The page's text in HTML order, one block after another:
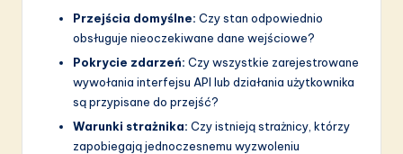
Przejścia domyślne: Czy stan odpowiednio
obsługuje nieoczekiwane dane wejściowe?
Pokrycie zdarzeń: Czy wszystkie zarejestrowane
wywołania interfejsu API lub działania użytkownika
są przypisane do przejść?
Warunki strażnika: Czy istnieją strażnicy, którzy
zapobiegają jednoczesnemu wyzwoleniu